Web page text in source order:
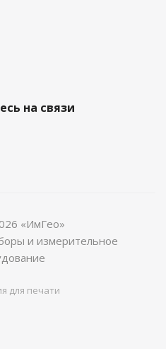
на связи
«ИмГео»
и измерительное
для печати